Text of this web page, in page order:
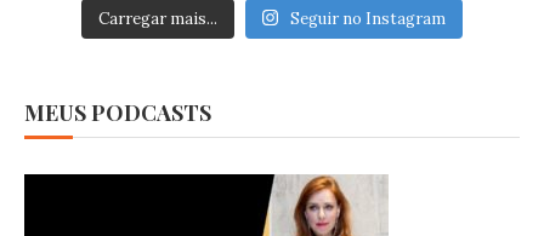
Carregar mais... Seguir no Instagram
MEUS PODCASTS